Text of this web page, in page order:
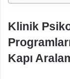
Klinik
Kapı